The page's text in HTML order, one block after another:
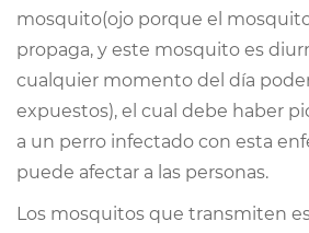
mosquito(ojo porque el
propaga, y este mosquito es
cualquier momento del día
expuestos), el cual debe haber
a un perro infectado con esta
puede afectar a las personas.
Los mosquitos que transmiten